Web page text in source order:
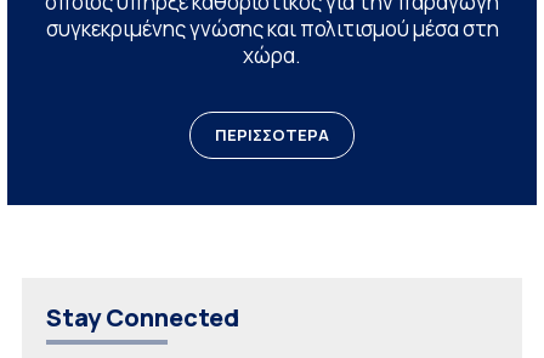
συγκεκριμένης γνώσης και πολιτισμού μέσα στη
χώρα.
ΠΕΡΙΣΣΟΤΕΡΑ
Stay Connected